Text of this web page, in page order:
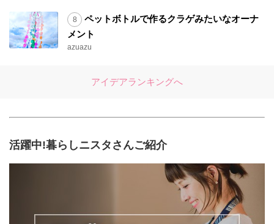
ペットボトルで作るクラゲみたいなオーナ
メント
azuazu
アイデアランキングへ
活躍中!暮らしニスタさんご紹介